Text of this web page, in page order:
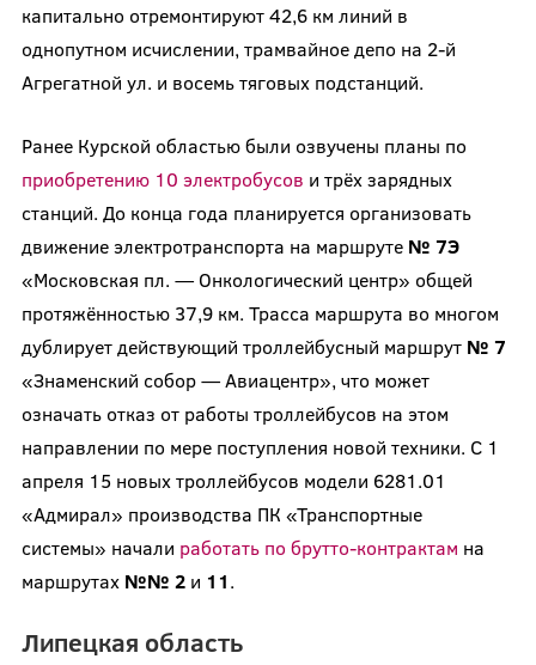
капитально отремонтируют 42,6 км линий в
однопутном исчислении, трамвайное депо на 2-й
Агрегатной ул. и восемь тяговых подстанций.
Ранее Курской областью были озвучены планы по
приобретению 10 электробусов и трёх зарядных
станций. До конца года планируется организовать
движение электротранспорта на маршруте № 7Э
«Московская пл. — Онкологический центр» общей
протяжённостью 37,9 км. Трасса маршрута во многом
дублирует действующий троллейбусный маршрут № 7
«Знаменский собор — Авиацентр», что может
означать отказ от работы троллейбусов на этом
направлении по мере поступления новой техники. С 1
апреля 15 новых троллейбусов модели 6281.01
«Адмирал» производства ПК «Транспортные
системы» начали работать по брутто-контрактам на
маршрутах №№ 2и 11.
Липецкая область